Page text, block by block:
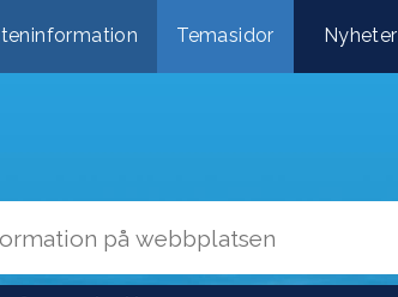
Temasidor Nyheter